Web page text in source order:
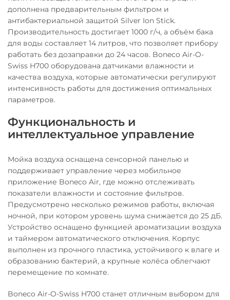
дополнена предварительным фильтром и
антибактериальной защитой Silver Ion Stick.
Производительность достигает 1000 г/ч, а объём бака
для воды составляет 14 литров, что позволяет прибору
работать без дозаправки до 24 часов. Boneco Air-O-
Swiss H700 оборудована датчиками влажности и
качества воздуха, которые автоматически регулируют
интенсивность работы для достижения оптимальных
параметров.
Функциональность и
интеллектуальное управление
Мойка воздуха оснащена сенсорной панелью и
поддерживает управление через мобильное
приложение Boneco Air, где можно отслеживать
показатели влажности и состояние фильтров.
Предусмотрено несколько режимов работы, включая
ночной, при котором уровень шума снижается до 25 дБ.
Устройство оснащено функцией ароматизации воздуха
и таймером автоматического отключения. Корпус
выполнен из прочного пластика, устойчивого к влаге и
образованию бактерий, а крупные колёса облегчают
перемещение по комнате.
Boneco Air-O-Swiss H700 станет отличным выбором для